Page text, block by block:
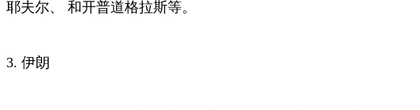
耶夫尔、 和开普道格拉斯等。
3. 伊朗